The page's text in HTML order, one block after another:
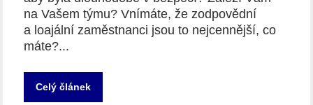
na Vašem týmu? Vnímáte, že zodpovědní
a loajální zaměstnanci jsou to nejcennější, co
máte?...
Celý článek